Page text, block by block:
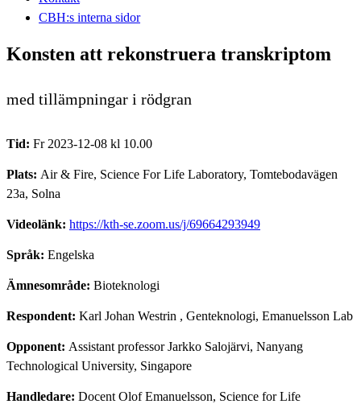
CBH:s interna sidor
Konsten att rekonstruera transkriptom
med tillämpningar i rödgran
Tid: Fr 2023-12-08 kl 10.00
Plats: Air & Fire, Science For Life Laboratory, Tomtebodavägen
23a, Solna
Videolänk: https://kth-se.zoom.us/j/69664293949
Språk: Engelska
Ämnesområde: Bioteknologi
Respondent: Karl Johan Westrin , Genteknologi, Emanuelsson Lab
Opponent: Assistant professor Jarkko Salojärvi, Nanyang
Technological University, Singapore
Handledare: Docent Olof Emanuelsson, Science for Life